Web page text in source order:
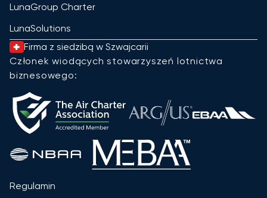
LunaGroup Charter
LunaSolutions
Firma z siedzibą w Szwajcarii
Członek wiodących stowarzyszeń lotnictwa
biznesowego:
Regulamin